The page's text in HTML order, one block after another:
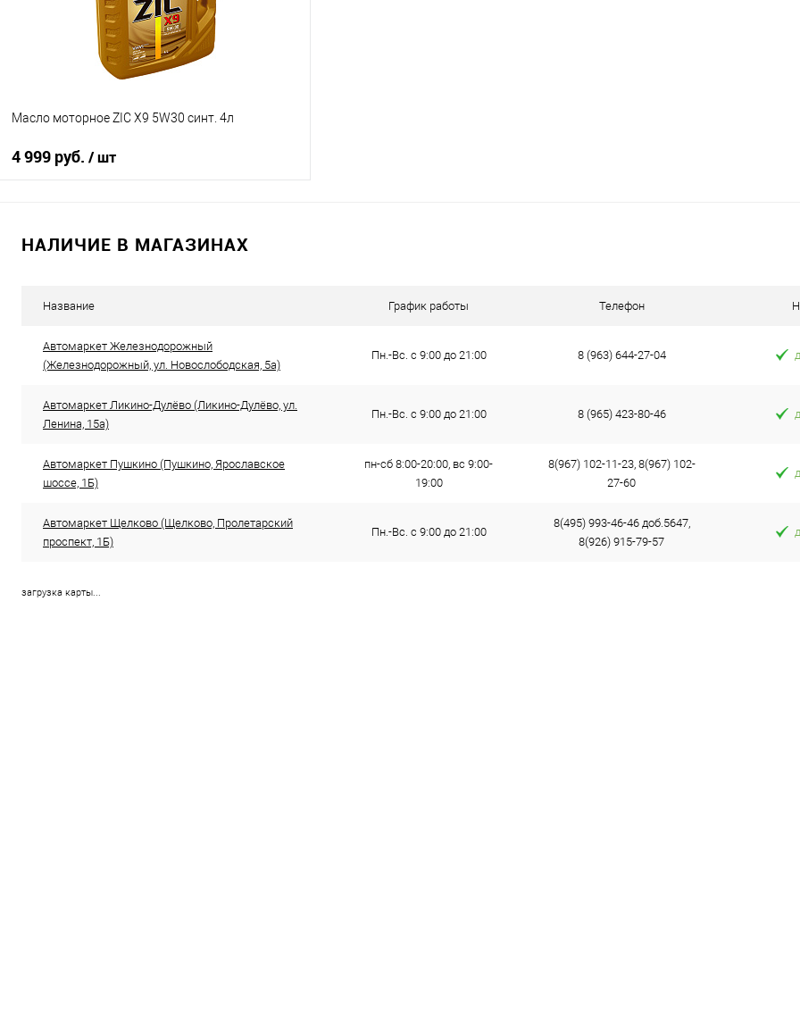
Масло моторное ZIC X9 5W30 синт. 4л
4 999 руб. / шт
Купить в 1 клик
К сравнению
НАЛИЧИЕ В МАГАЗИНАХ
Название График работы Телефон
Автомаркет Железнодорожный
(Железнодорожный, ул. Новослободская, 5а)
Пн.-Вс. с 9:00 до 21:00 8 (963) 644-27-04
Автомаркет Ликино-Дулёво (Ликино-Дулёво, ул.
Ленина, 15а)
Пн.-Вс. с 9:00 до 21:00 8 (965) 423-80-46
Автомаркет Пушкино (Пушкино, Ярославское
шоссе, 1Б)
пн-сб 8:00-20:00, вс 9:00-
19:00
8(967) 102-11-23, 8(967) 102-
27-60
Автомаркет Щелково (Щелково, Пролетарский
проспект, 1Б)
Пн.-Вс. с 9:00 до 21:00
8(495) 993-46-46 доб.5647,
8(926) 915-79-57
загрузка карты...